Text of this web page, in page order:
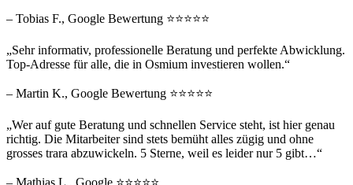
– Tobias F., Google Bewertung ⭐⭐⭐⭐⭐
„Sehr informativ, professionelle Beratung und perfekte Abwicklung.
Top-Adresse für alle, die in Osmium investieren wollen.“
– Martin K., Google Bewertung ⭐⭐⭐⭐⭐
„Wer auf gute Beratung und schnellen Service steht, ist hier genau
richtig. Die Mitarbeiter sind stets bemüht alles zügig und ohne
grosses trara abzuwickeln. 5 Sterne, weil es leider nur 5 gibt…“
– Mathias L., Google ⭐⭐⭐⭐⭐